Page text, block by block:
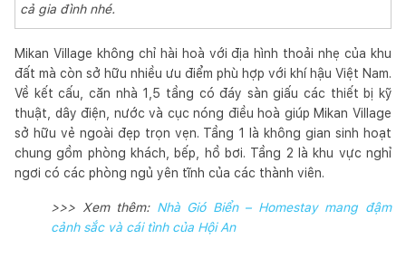
cả gia đình nhé.
Mikan Village không chỉ hài hoà với địa hình thoải nhẹ của khu
đất mà còn sở hữu nhiều ưu điểm phù hợp với khí hậu Việt Nam.
Về kết cấu, căn nhà 1,5 tầng có đáy sàn giấu các thiết bị kỹ
thuật, dây điện, nước và cục nóng điều hoà giúp Mikan Village
sở hữu vẻ ngoài đẹp trọn vẹn. Tầng 1 là không gian sinh hoạt
chung gồm phòng khách, bếp, hồ bơi. Tầng 2 là khu vực nghỉ
ngơi có các phòng ngủ yên tĩnh của các thành viên.
>>> Xem thêm: Nhà Gió Biển – Homestay mang đậm
cảnh sắc và cái tình của Hội An